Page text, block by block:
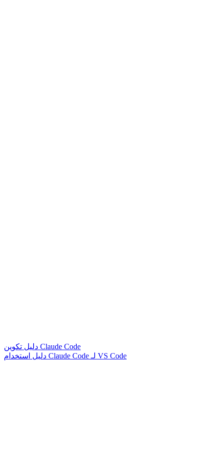
دليل تكوين Claude Code
دليل استخدام Claude Code لـ VS Code